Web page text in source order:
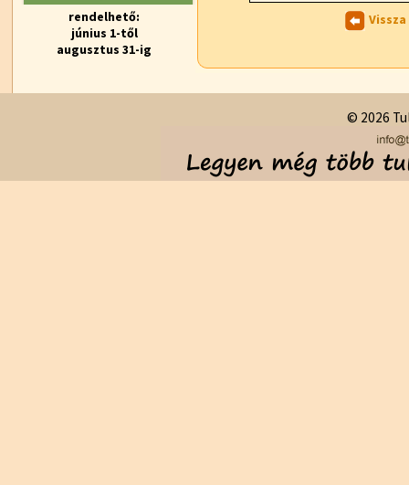
rendelhető:
június 1-től
augusztus 31-ig
© 2026